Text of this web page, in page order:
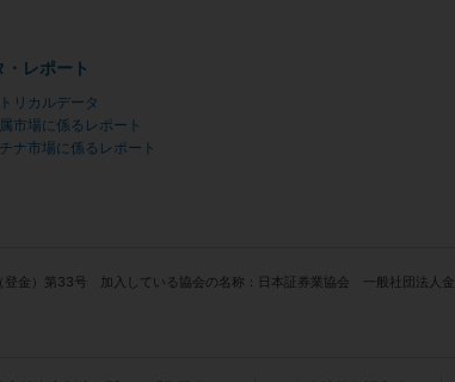
・レポート
リカルデータ
市場に係るレポート
ナ市場に係るレポート
登金）第33号 加入している協会の名称：日本証券業協会 一般社団法人